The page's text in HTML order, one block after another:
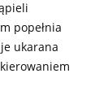
popełnia
ukarana